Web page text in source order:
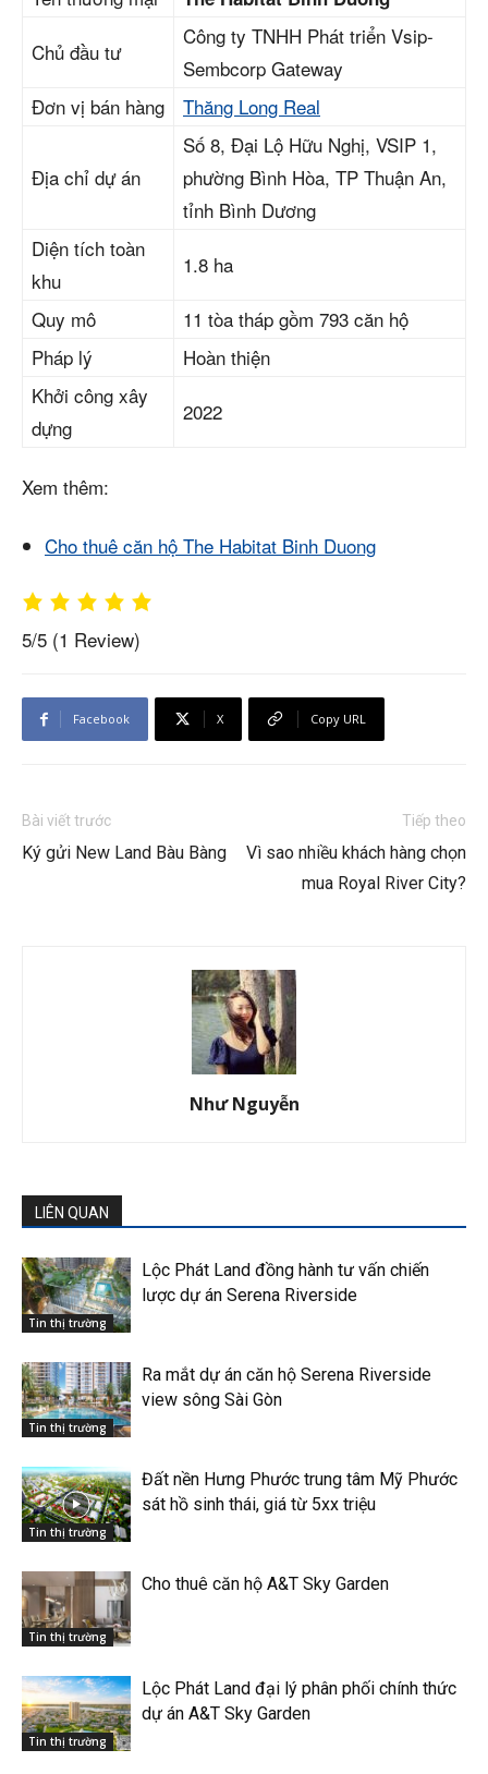
Chủ đầu tư
Công ty TNHH Phát triển Vsip-
Sembcorp Gateway
Đơn vị bán hàng
Thăng Long Real
Địa chỉ dự án
Số 8, Đại Lộ Hữu Nghị, VSIP 1,
phường Bình Hòa, TP Thuận An,
tỉnh Bình Dương
Diện tích toàn
khu
1.8 ha
Quy mô
11 tòa tháp gồm 793 căn hộ
Pháp lý
Hoàn thiện
Khởi công xây
dựng
2022
Xem thêm:
Cho thuê căn hộ The Habitat Binh Duong
5/5 (1 Review)
Facebook X Copy URL
Bài viết trước
Ký gửi New Land Bàu Bàng
Tiếp theo
Vì sao nhiều khách hàng chọn
mua Royal River City?
Như Nguyễn
LIÊN QUAN
Tin thị trường
Lộc Phát Land đồng hành tư vấn chiến
lược dự án Serena Riverside
Tin thị trường
Ra mắt dự án căn hộ Serena Riverside
view sông Sài Gòn
Tin thị trường
Đất nền Hưng Phước trung tâm Mỹ Phước
sát hồ sinh thái, giá từ 5xx triệu
Tin thị trường
Cho thuê căn hộ A&T Sky Garden
Tin thị trường
Lộc Phát Land đại lý phân phối chính thức
dự án A&T Sky Garden